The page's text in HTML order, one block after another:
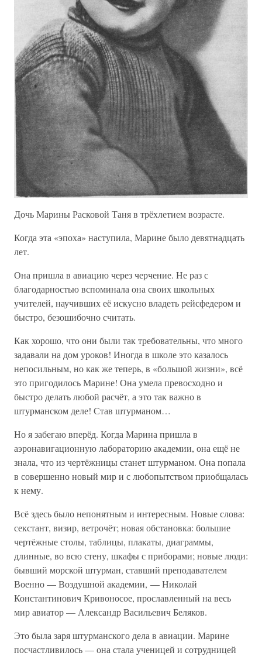
Дочь Марины Расковой Таня в трёхлетием возрасте.
Когда эта «эпоха» наступила, Марине было девятнадцать
лет.
Она пришла в авиацию через черчение. Не раз с
благодарностью вспоминала она своих школьных
учителей, научивших её искусно владеть рейсфедером и
быстро, безошибочно считать.
Как хорошо, что они были так требовательны, что много
задавали на дом уроков! Иногда в школе это казалось
непосильным, но как же теперь, в «большой жизни», всё
это пригодилось Марине! Она умела превосходно и
быстро делать любой расчёт, а это так важно в
штурманском деле! Став штурманом…
Но я забегаю вперёд. Когда Марина пришла в
аэронавигационную лабораторию академии, она ещё не
знала, что из чертёжницы станет штурманом. Она попала
в совершенно новый мир и с любопытством приобщалась
к нему.
Всё здесь было непонятным и интересным. Новые слова:
секстант, визир, ветрочёт; новая обстановка: большие
чертёжные столы, таблицы, плакаты, диаграммы,
длинные, во всю стену, шкафы с приборами; новые люди:
бывший морской штурман, ставший преподавателем
Военно — Воздушной академии, — Николай
Константинович Кривоносое, прославленный на весь
мир авиатор — Александр Васильевич Беляков.
Это была заря штурманского дела в авиации. Марине
посчастливилось — она стала ученицей и сотрудницей